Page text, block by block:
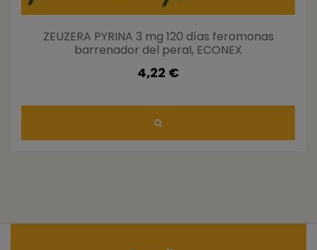
ZEUZERA PYRINA 3 mg 120 días feromonas
barrenador del peral, ECONEX
4,22 €